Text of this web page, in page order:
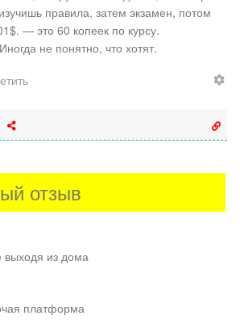
правила, затем экзамен, потом
— это 60 копеек по курсу.
не понятно, что хотят.
отзыв
выходя из дома
платформа